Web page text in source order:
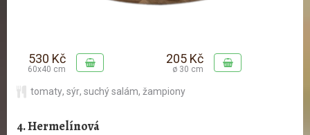
530 Kč
60x40 cm
205 Kč
ø 30 cm
tomaty, sýr, suchý salám, žampiony
4. Hermelínová